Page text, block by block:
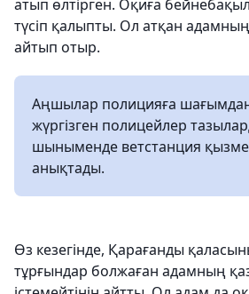
атып өлтірген. Оқиға
түсіп қалыпты. Ол атқан
айтып отыр.
Аңшылар полицияға
жүргізген полицейлер
шыныменде ветстанция
анықтады.
Өз кезегінде, Қарағанды
тұрғындар болжаған адамның